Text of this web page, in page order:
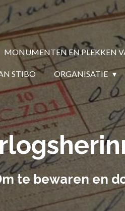
MONUMENTEN EN PLEKKEN
STIBO ORGANISATIE
te bewaren en